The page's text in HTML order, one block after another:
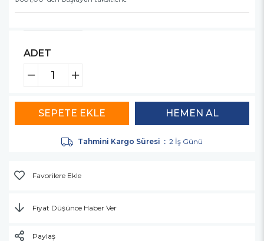
ADET
Tahmini Kargo Süresi : 2 İş Günü
Favorilere Ekle
Fiyat Düşünce Haber Ver
Paylaş